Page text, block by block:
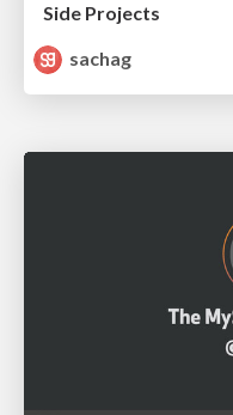
Side Projects
sachag